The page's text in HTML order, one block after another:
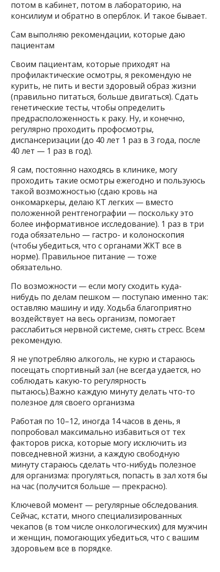
потом в кабинет, потом в лабораторию, на
консилиум и обратно в оперблок. И такое бывает.
Сам выполняю рекомендации, которые даю
пациентам
Своим пациентам, которые приходят на
профилактические осмотры, я рекомендую не
курить, не пить и вести здоровый образ жизни
(правильно питаться, больше двигаться). Сдать
генетические тесты, чтобы определить
предрасположенность к раку. Ну, и конечно,
регулярно проходить профосмотры,
диспансеризации (до 40 лет 1 раз в 3 года, после
40 лет — 1 раз в год).
Я сам, постоянно находясь в клинике, могу
проходить такие осмотры ежегодно и пользуюсь
такой возможностью (сдаю кровь на
онкомаркеры, делаю КТ легких — вместо
положенной рентгенографии — поскольку это
более информативное исследование). 1 раз в три
года обязательно — гастро- и колоноскопия
(чтобы убедиться, что с органами ЖКТ все в
норме). Правильное питание — тоже
обязательно.
По возможности — если могу сходить куда-
нибудь по делам пешком — поступаю именно так:
оставляю машину и иду. Ходьба благоприятно
воздействует на весь организм, помогает
расслабиться нервной системе, снять стресс. Всем
рекомендую.
Я не употребляю алкоголь, не курю и стараюсь
посещать спортивный зал (не всегда удается, но
соблюдать какую-то регулярность
пытаюсь).Важно каждую минуту делать что-то
полезное для своего организма
Работая по 10–12, иногда 14 часов в день, я
попробовал максимально избавиться от тех
факторов риска, которые могу исключить из
повседневной жизни, а каждую свободную
минуту стараюсь сделать что-нибудь полезное
для организма: прогуляться, попасть в зал хотя бы
на час (получится больше — прекрасно).
Ключевой момент — регулярные обследования.
Сейчас, кстати, много специализированных
чекапов (в том числе онкологических) для мужчин
и женщин, помогающих убедиться, что с вашим
здоровьем все в порядке.